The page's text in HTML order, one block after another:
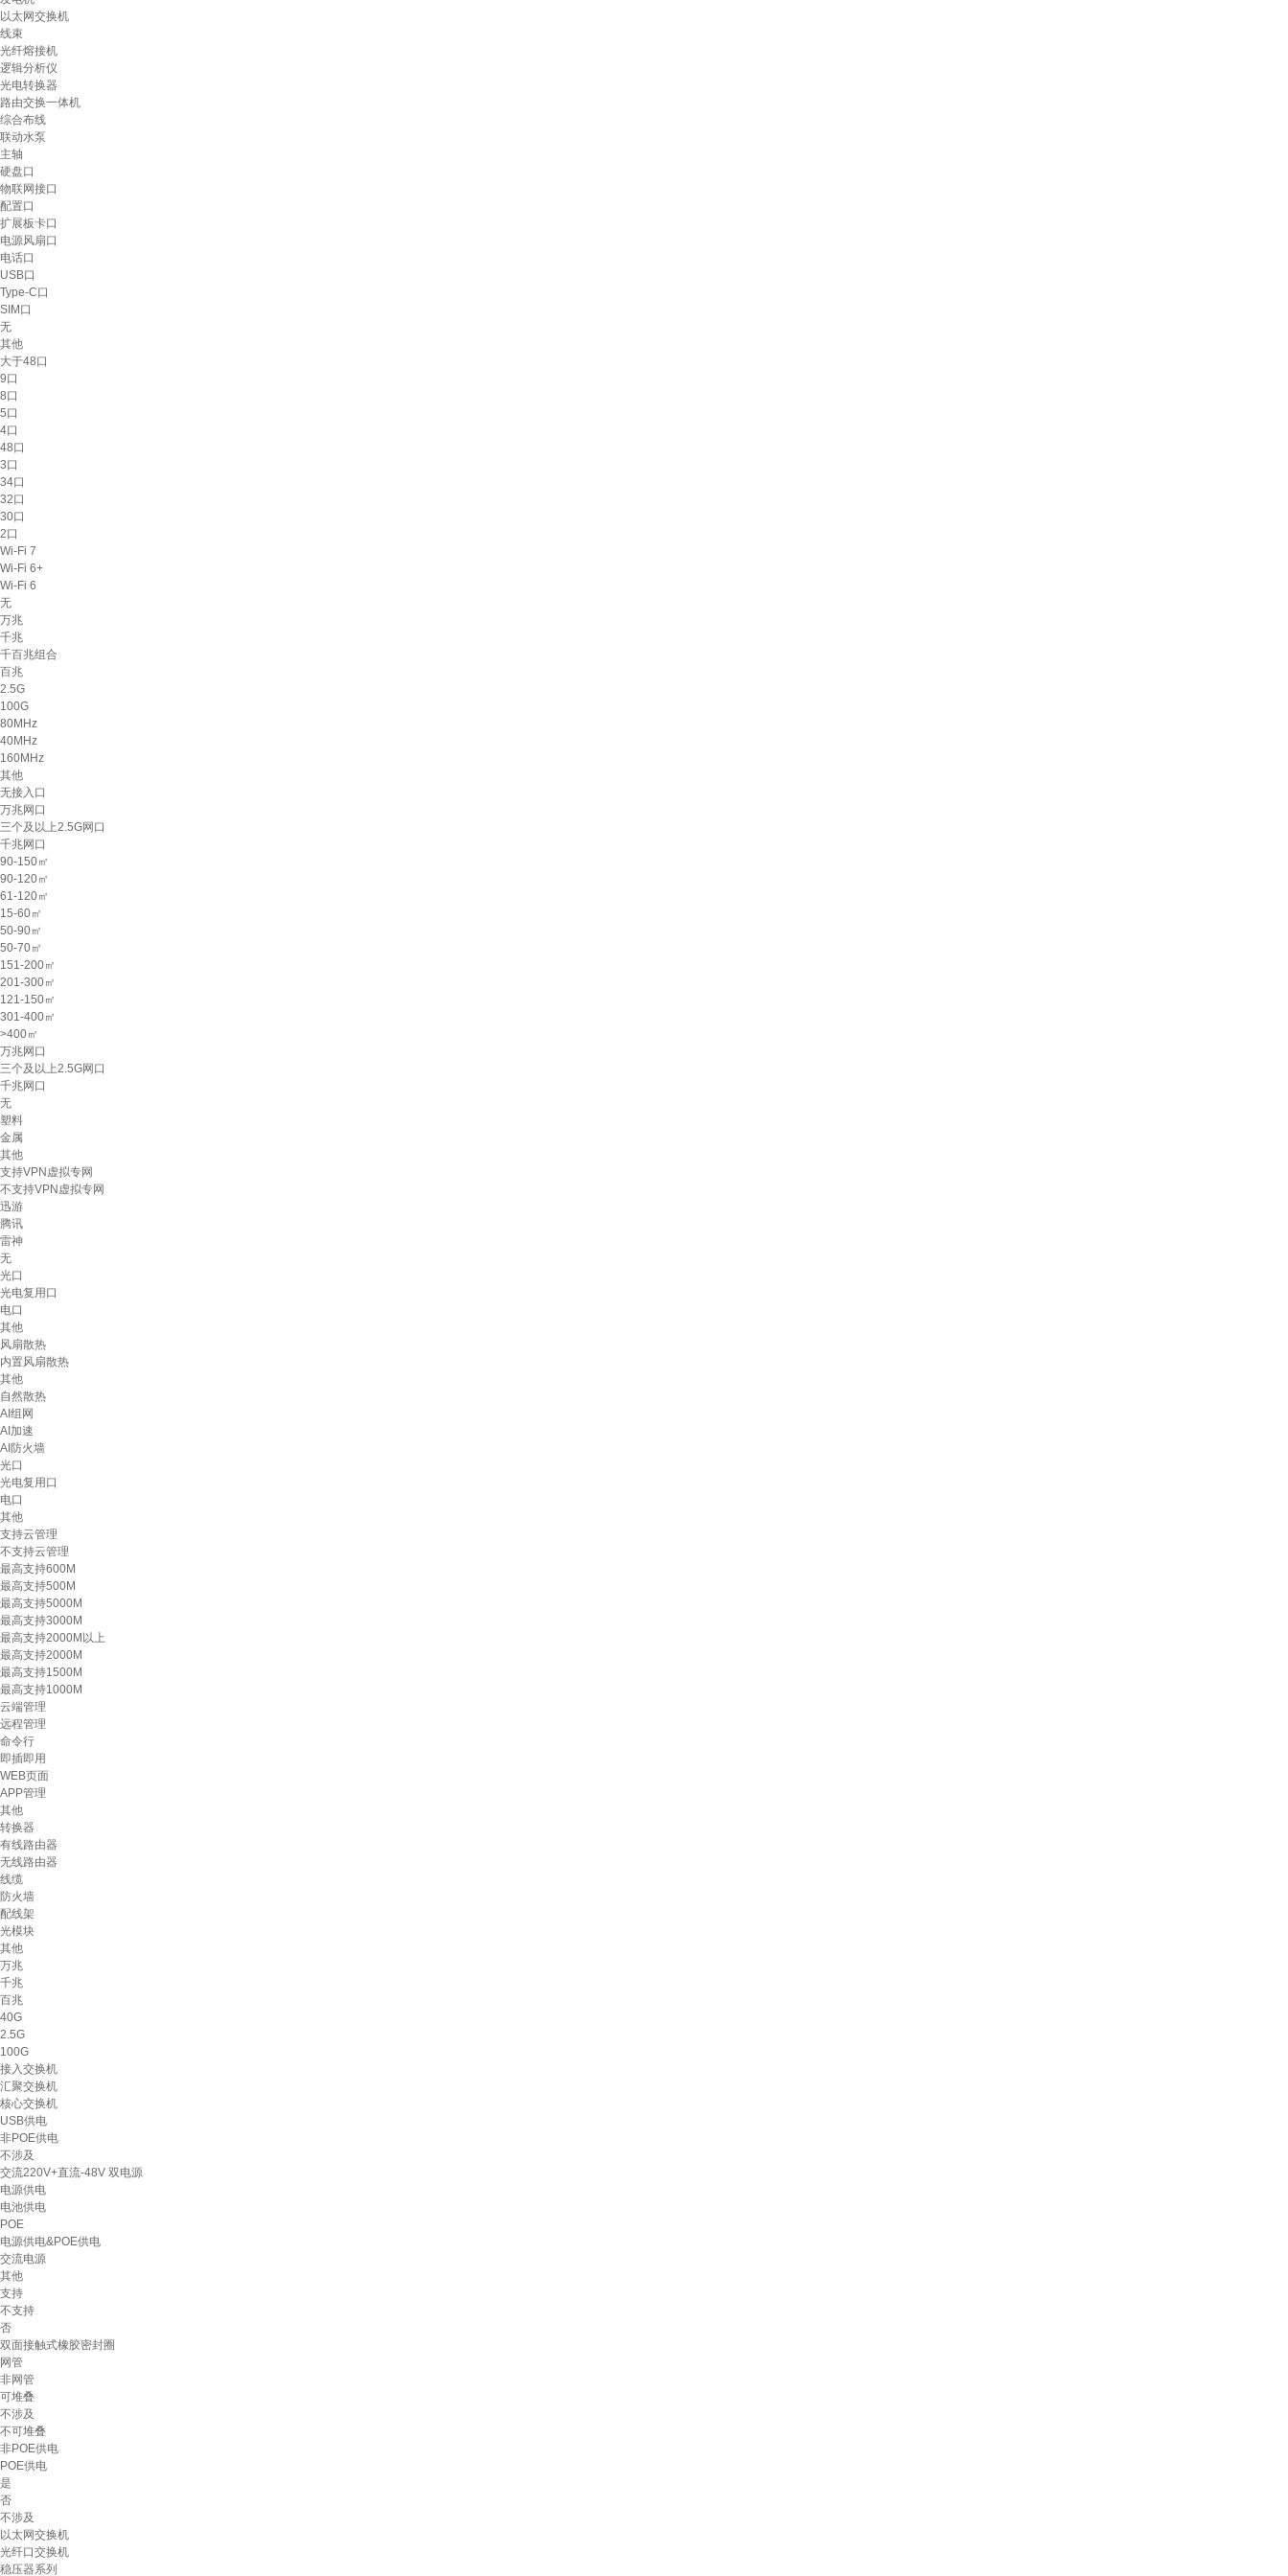
以太网交换机
线束
光纤熔接机
逻辑分析仪
光电转换器
路由交换一体机
综合布线
联动水泵
主轴
硬盘口
物联网接口
配置口
扩展板卡口
电源风扇口
电话口
USB口
Type-C口
SIM口
无
其他
大于48口
9口
8口
5口
4口
48口
3口
34口
32口
30口
2口
Wi-Fi 7
Wi-Fi 6+
Wi-Fi 6
无
万兆
千兆
千百兆组合
百兆
2.5G
100G
80MHz
40MHz
160MHz
其他
无接入口
万兆网口
三个及以上2.5G网口
千兆网口
90-150㎡
90-120㎡
61-120㎡
15-60㎡
50-90㎡
50-70㎡
151-200㎡
201-300㎡
121-150㎡
301-400㎡
>400㎡
万兆网口
三个及以上2.5G网口
千兆网口
无
塑料
金属
其他
支持VPN虚拟专网
不支持VPN虚拟专网
迅游
腾讯
雷神
无
光口
光电复用口
电口
其他
风扇散热
内置风扇散热
其他
自然散热
AI组网
AI加速
AI防火墙
光口
光电复用口
电口
其他
支持云管理
不支持云管理
最高支持600M
最高支持500M
最高支持5000M
最高支持3000M
最高支持2000M以上
最高支持2000M
最高支持1500M
最高支持1000M
云端管理
远程管理
命令行
即插即用
WEB页面
APP管理
其他
转换器
有线路由器
无线路由器
线缆
防火墙
配线架
光模块
其他
万兆
千兆
百兆
40G
2.5G
100G
接入交换机
汇聚交换机
核心交换机
USB供电
非POE供电
不涉及
交流220V+直流-48V 双电源
电源供电
电池供电
POE
电源供电&POE供电
交流电源
其他
支持
不支持
否
双面接触式橡胶密封圈
网管
非网管
可堆叠
不涉及
不可堆叠
非POE供电
POE供电
是
否
不涉及
以太网交换机
光纤口交换机
稳压器系列